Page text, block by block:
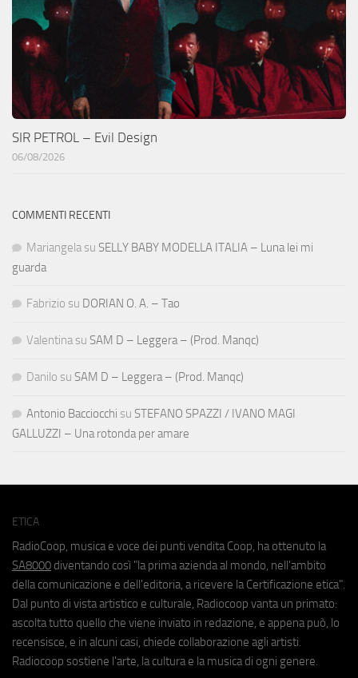
SIR PETROL – Evil Design
06/08/2026
COMMENTI RECENTI
Mariangela su SELLY BABY MODELLA ITALIA – Luna lei mi
guarda
Fabrizio su DORIAN O. A. – Tao
Valentina su SAM D – Leggera – (Prod. Manqc)
Danilo su SAM D – Leggera – (Prod. Manqc)
Antonio Bacciocchi su STEFANO SPAZZI / IVANO MAGI
GALLUZZI – Una rotonda per amare
ETICA
RadioCoop, musica e voce dei punti vendita Coop, ha ottenuto la
SA8000 diventando così "la prima azienda al mondo, nell'ambito
della comunicazione e dell'editoria, a ricevere la Certificazione etica".
Dal punto di vista artistico e culturale, Radiocoop vanta un primato:
ascolta tutto quello che viene inviato in redazione, e appena può, lo
recensisce, e in alcuni casi, chiede collaborazione agli artisti.
Radiocoop sostiene l'arte, la cultura e la musica di ogni genere.